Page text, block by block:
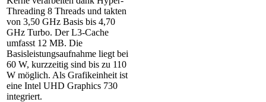
Threading 8 Threads und takten
von 3,50 GHz Basis bis 4,70
GHz Turbo. Der L3-Cache
umfasst 12 MB. Die
Basisleistungsaufnahme liegt bei
60 W, kurzzeitig sind bis zu 110
W möglich. Als Grafikeinheit ist
eine Intel UHD Graphics 730
integriert.